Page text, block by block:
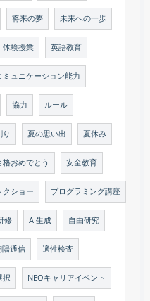
将来の夢 未来への一歩
体験授業 英語教育
ミュニケーション能力
協力 ルール
り 夏の思い出 夏休み
格おめでとう 安全教育
クショー プログラミング講座
修 AI生成 自由研究
陽通信 適性検査
択 NEOキャリアイベント